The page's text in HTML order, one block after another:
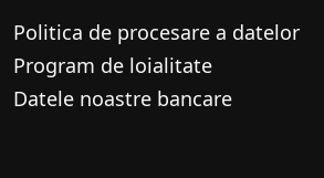
Politica de procesare a datelor
Program de loialitate
Datele noastre bancare